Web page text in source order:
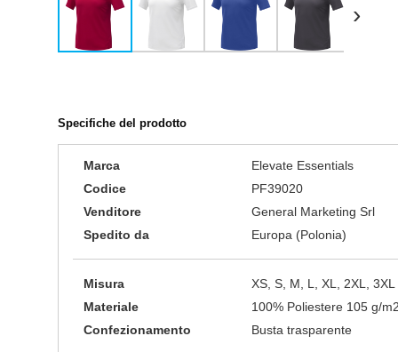
›
Specifiche del prodotto
Marca
Elevate Essentials
Codice
PF39020
Venditore
General Marketing Srl
Spedito da
Europa (Polonia)
Misura
XS, S, M, L, XL, 2XL, 3XL
Materiale
100% Poliestere 105 g/
Confezionamento
Busta trasparente